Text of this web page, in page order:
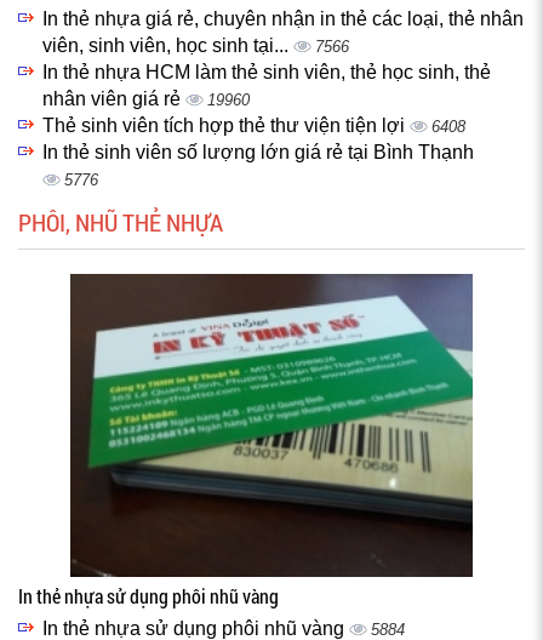
In thẻ nhựa giá rẻ, chuyên nhận in thẻ các loại, thẻ nhân
viên, sinh viên, học sinh tại...
7566
In thẻ nhựa HCM làm thẻ sinh viên, thẻ học sinh, thẻ
nhân viên giá rẻ
19960
Thẻ sinh viên tích hợp thẻ thư viện tiện lợi 6408
In thẻ sinh viên số lượng lớn giá rẻ tại Bình Thạnh
5776
PHÔI, NHŨ THẺ NHỰA
In thẻ nhựa sử dụng phôi nhũ vàng
In thẻ nhựa sử dụng phôi nhũ vàng 5884